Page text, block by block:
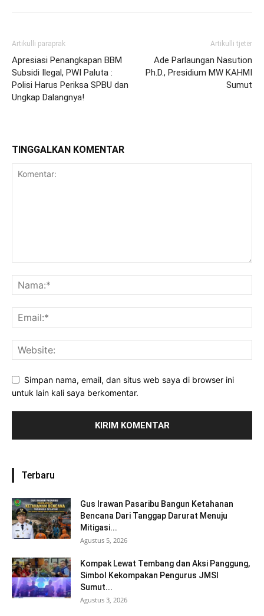
Artikulli paraprak
Apresiasi Penangkapan BBM
Subsidi Ilegal, PWI Paluta :
Polisi Harus Periksa SPBU dan
Ungkap Dalangnya!
Artikulli tjetër
Ade Parlaungan Nasution
Ph.D., Presidium MW KAHMI
Sumut
TINGGALKAN KOMENTAR
Simpan nama, email, dan situs web saya di browser ini
untuk lain kali saya berkomentar.
Terbaru
Gus Irawan Pasaribu Bangun Ketahanan
Bencana Dari Tanggap Darurat Menuju
Mitigasi...
Agustus 5, 2026
Kompak Lewat Tembang dan Aksi Panggung,
Simbol Kekompakan Pengurus JMSI
Sumut...
Agustus 3, 2026